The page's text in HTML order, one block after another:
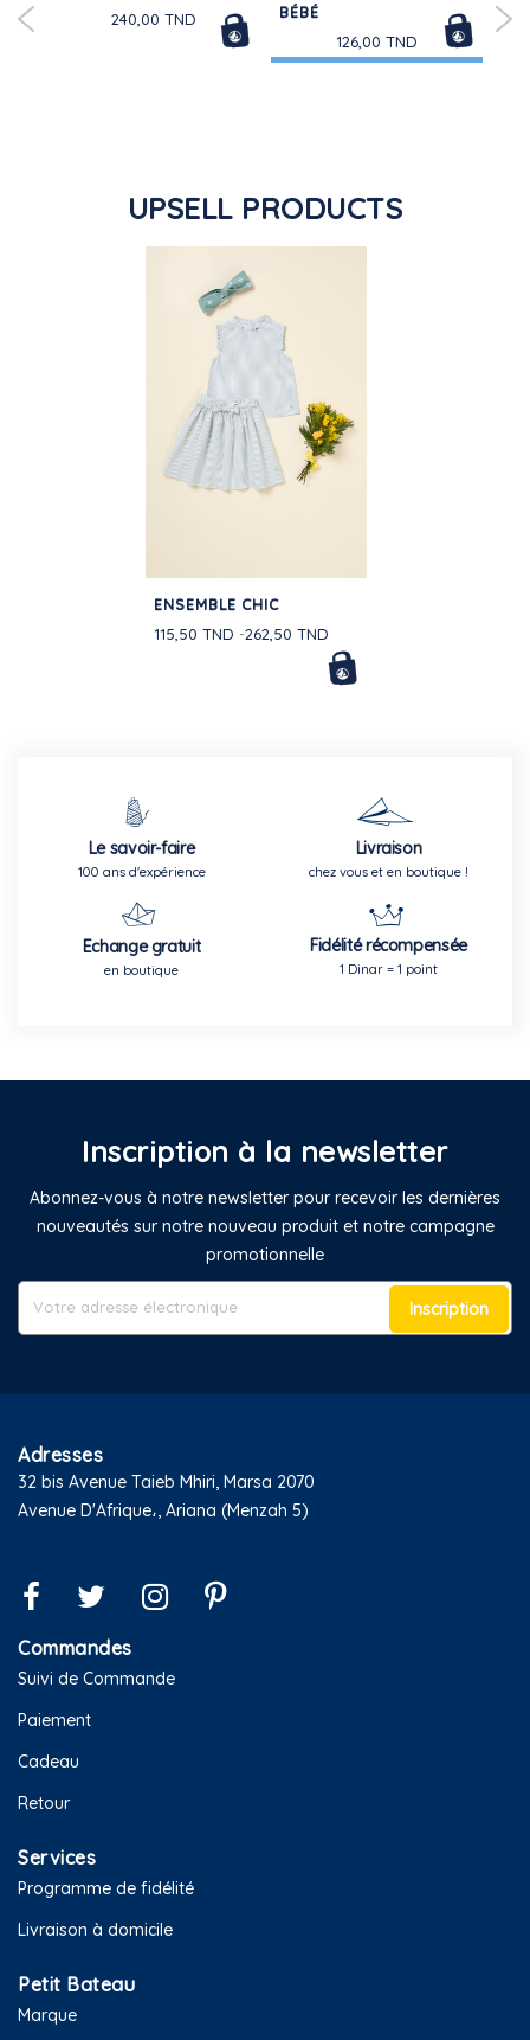
240,00 TND
BÉBÉ
126,00 TND
UPSELL PRODUCTS
ENSEMBLE CHIC
115,50 TND 262,50 TND
Le savoir-faire
100 ans d'expérience
Livraison
chez vous et en boutique !
Echange gratuit
en boutique
Fidélité récompensée
1 Dinar = 1 point
Inscription à la newsletter
Abonnez-vous à notre newsletter pour recevoir les dernières
nouveautés sur notre nouveau produit et notre campagne
promotionnelle
Inscription
Adresses
32 bis Avenue Taieb Mhiri, Marsa 2070
Avenue D'Afrique،, Ariana (Menzah 5)
Commandes
Suivi de Commande
Paiement
Cadeau
Retour
Services
Programme de fidélité
Livraison à domicile
Petit Bateau
Marque